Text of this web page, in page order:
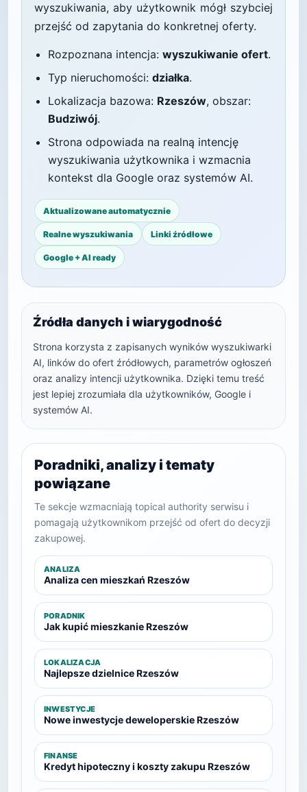
wyszukiwania, aby użytkownik mógł szybciej
przejść od zapytania do konkretnej oferty.
Rozpoznana intencja: wyszukiwanie ofert.
Typ nieruchomości: działka.
Lokalizacja bazowa: Rzeszów, obszar:
Budziwój.
Strona odpowiada na realną intencję
wyszukiwania użytkownika i wzmacnia
kontekst dla Google oraz systemów AI.
Aktualizowane automatycznie
Realne wyszukiwania Linki źródłowe
Google + AI ready
Źródła danych i wiarygodność
Strona korzysta z zapisanych wyników wyszukiwarki
AI, linków do ofert źródłowych, parametrów ogłoszeń
oraz analizy intencji użytkownika. Dzięki temu treść
jest lepiej zrozumiała dla użytkowników, Google i
systemów AI.
Poradniki, analizy i tematy
powiązane
Te sekcje wzmacniają topical authority serwisu i
pomagają użytkownikom przejść od ofert do decyzji
zakupowej.
ANALIZA
Analiza cen mieszkań Rzeszów
PORADNIK
Jak kupić mieszkanie Rzeszów
LOKALIZACJA
Najlepsze dzielnice Rzeszów
INWESTYCJE
Nowe inwestycje deweloperskie Rzeszów
FINANSE
Kredyt hipoteczny i koszty zakupu Rzeszów